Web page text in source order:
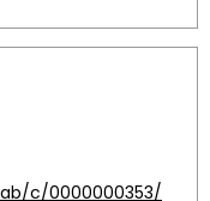
c/0000000353/